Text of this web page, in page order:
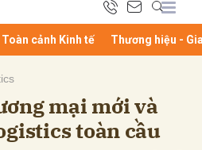
Toàn cảnh Kinh tế Thương hiệu -
mại mới và
toàn cầu
Hủy